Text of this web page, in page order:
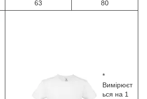
63 80
*
Вимірюєт
ься на 1